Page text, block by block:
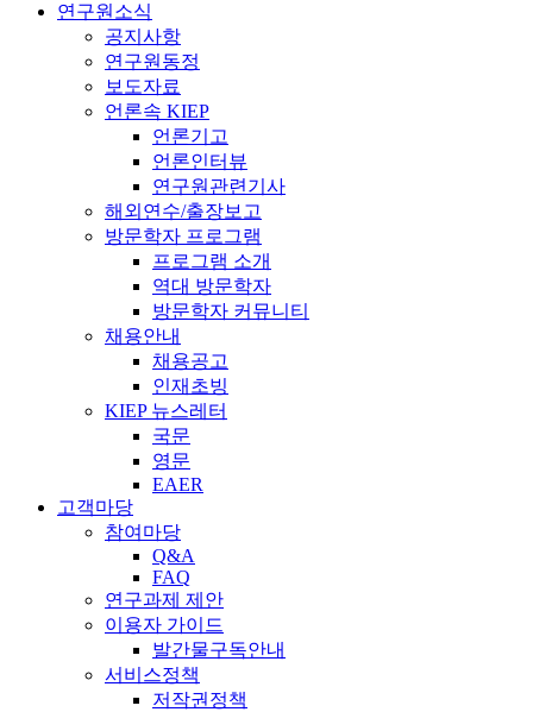
연구원소식
공지사항
연구원동정
보도자료
언론속 KIEP
언론기고
언론인터뷰
연구원관련기사
해외연수/출장보고
방문학자 프로그램
프로그램 소개
역대 방문학자
방문학자 커뮤니티
채용안내
채용공고
인재초빙
KIEP 뉴스레터
국문
영문
EAER
고객마당
참여마당
Q&A
FAQ
연구과제 제안
이용자 가이드
발간물구독안내
서비스정책
저작권정책